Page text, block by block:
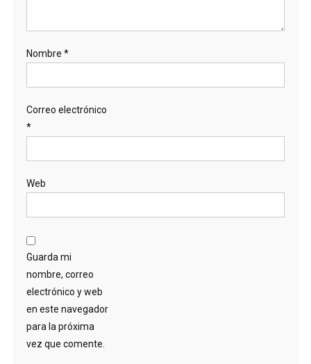
Nombre *
Correo electrónico
*
Web
Guarda mi
nombre, correo
electrónico y web
en este navegador
para la próxima
vez que comente.